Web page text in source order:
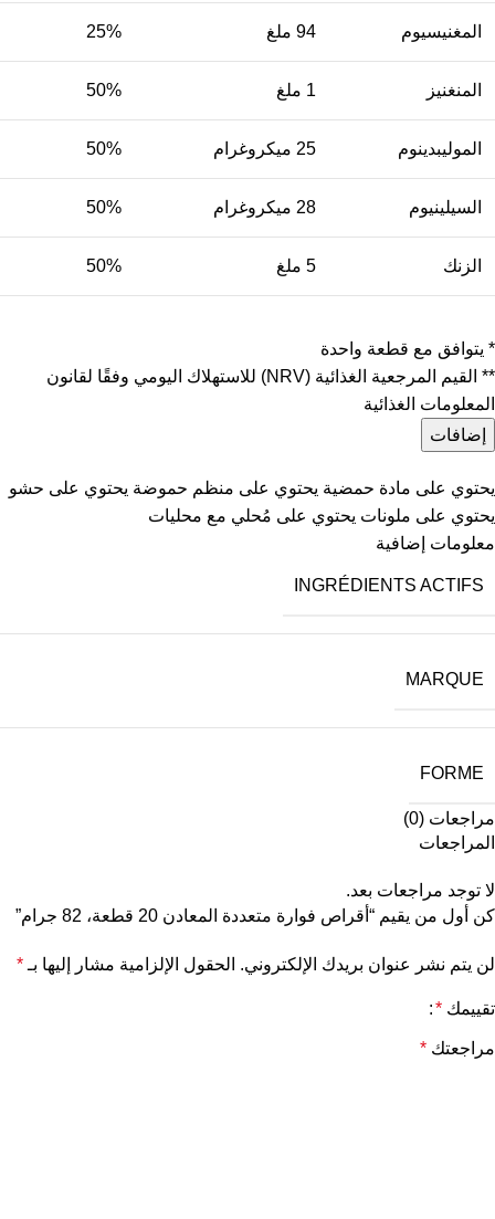
المغنيسيوم 94 ملغ 25%
المنغنيز 1 ملغ 50%
الموليبدينوم 25 ميكروغرام 50%
السيلينيوم 28 ميكروغرام 50%
الزنك 5 ملغ 50%
* يتوافق مع قطعة واحدة
** القيم المرجعية الغذائية (NRV) للاستهلاك اليومي وفقًا لقانون
المعلومات الغذائية
إضافات
يحتوي على مادة حمضية يحتوي على منظم حموضة يحتوي على حشو
يحتوي على ملونات يحتوي على مُحلي مع محليات
معلومات إضافية
INGRÉDIENTS ACTIFS
MARQUE
FORME
مراجعات (0)
المراجعات
لا توجد مراجعات بعد.
كن أول من يقيم “أقراص فوارة متعددة المعادن 20 قطعة، 82 جرام”
لن يتم نشر عنوان بريدك الإلكتروني. الحقول الإلزامية مشار إليها بـ *
تقييمك *
مراجعتك *